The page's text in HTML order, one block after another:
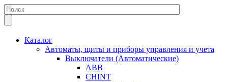
Каталог
Автоматы, щиты и приборы управления и учета
Выключатели (Автоматические)
ABB
CHINT